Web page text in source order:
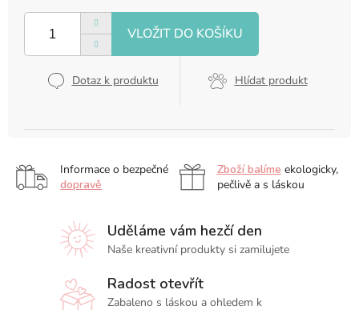
cena:
Dotaz k produktu Hlídat produkt
Informace o bezpečné
dopravě
Zboží balíme ekologicky,
pečlivě a s láskou
Uděláme vám hezčí den
Naše kreativní produkty si zamilujete
Radost otevřít
Zabaleno s láskou a ohledem k